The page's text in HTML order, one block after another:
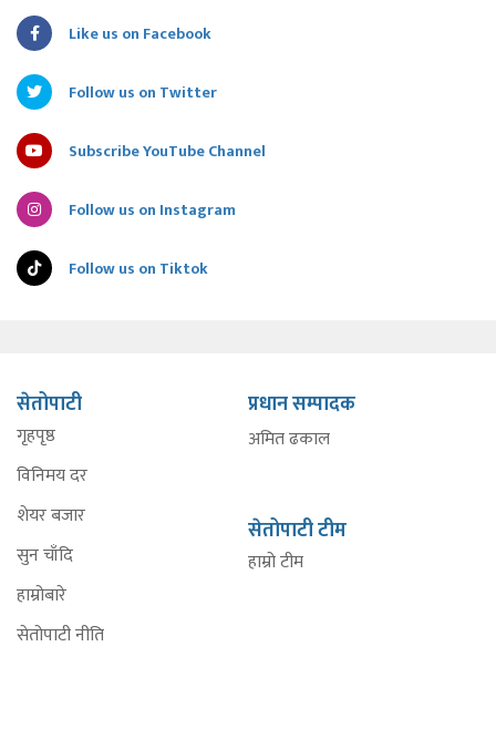
Like us on Facebook
Follow us on Twitter
Subscribe YouTube Channel
Follow us on Instagram
Follow us on Tiktok
सेतोपाटी
गृहपृष्ठ
विनिमय दर
शेयर बजार
सुन चाँदि
हाम्रोबारे
सेतोपाटी नीति
प्रधान सम्पादक
अमित ढकाल
सेतोपाटी टीम
हाम्रो टीम